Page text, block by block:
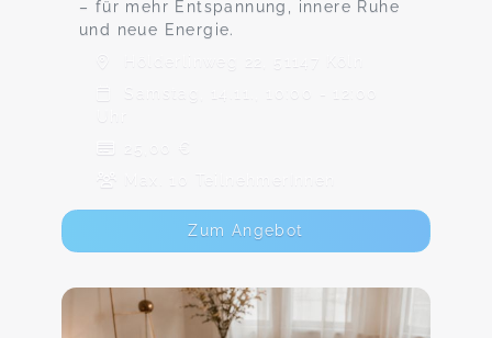
– für mehr Entspannung, innere Ruhe
und neue Energie.
Hölderlinweg 22, 51147 Köln
Samstag, 14.11., 10:00 - 12:00
25,00 €
Max. 10 TeilnehmerInnen
Zum Angebot